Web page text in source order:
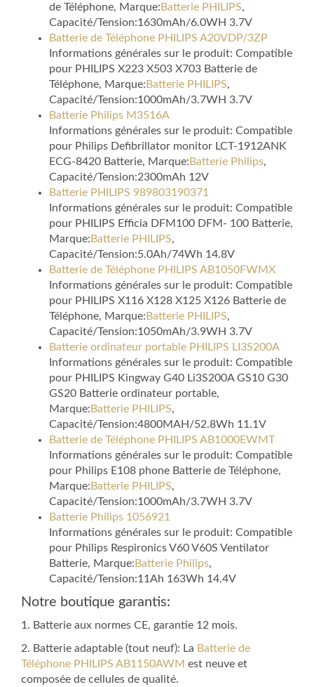
de Téléphone, Marque: Batterie PHILIPS,
Capacité/Tension:1630mAh/6.0WH 3.7V
Batterie de Téléphone PHILIPS A20VDP/3ZP
Informations générales sur le produit: Compatible
pour PHILIPS X223 X503 X703 Batterie de
Téléphone, Marque: Batterie PHILIPS,
Capacité/Tension:1000mAh/3.7WH 3.7V
Batterie Philips M3516A
Informations générales sur le produit: Compatible
pour Philips Defibrillator monitor LCT-1912ANK
ECG-8420 Batterie, Marque: Batterie Philips,
Capacité/Tension:2300mAh 12V
Batterie PHILIPS 989803190371
Informations générales sur le produit: Compatible
pour PHILIPS Efficia DFM100 DFM- 100 Batterie,
Marque: Batterie PHILIPS,
Capacité/Tension:5.0Ah/74Wh 14.8V
Batterie de Téléphone PHILIPS AB1050FWMX
Informations générales sur le produit: Compatible
pour PHILIPS X116 X128 X125 X126 Batterie de
Téléphone, Marque: Batterie PHILIPS,
Capacité/Tension:1050mAh/3.9WH 3.7V
Batterie ordinateur portable PHILIPS LI3S200A
Informations générales sur le produit: Compatible
pour PHILIPS Kingway G40 Li3S200A GS10 G30
GS20 Batterie ordinateur portable,
Marque: Batterie PHILIPS,
Capacité/Tension:4800MAH/52.8Wh 11.1V
Batterie de Téléphone PHILIPS AB1000EWMT
Informations générales sur le produit: Compatible
pour Philips E108 phone Batterie de Téléphone,
Marque: Batterie PHILIPS,
Capacité/Tension:1000mAh/3.7WH 3.7V
Batterie Philips 1056921
Informations générales sur le produit: Compatible
pour Philips Respironics V60 V60S Ventilator
Batterie, Marque: Batterie Philips,
Capacité/Tension:11Ah 163Wh 14.4V
Notre boutique garantis:
1. Batterie aux normes CE, garantie 12 mois.
2. Batterie adaptable (tout neuf): La Batterie de
Téléphone PHILIPS AB1150AWM est neuve et
composée de cellules de qualité.